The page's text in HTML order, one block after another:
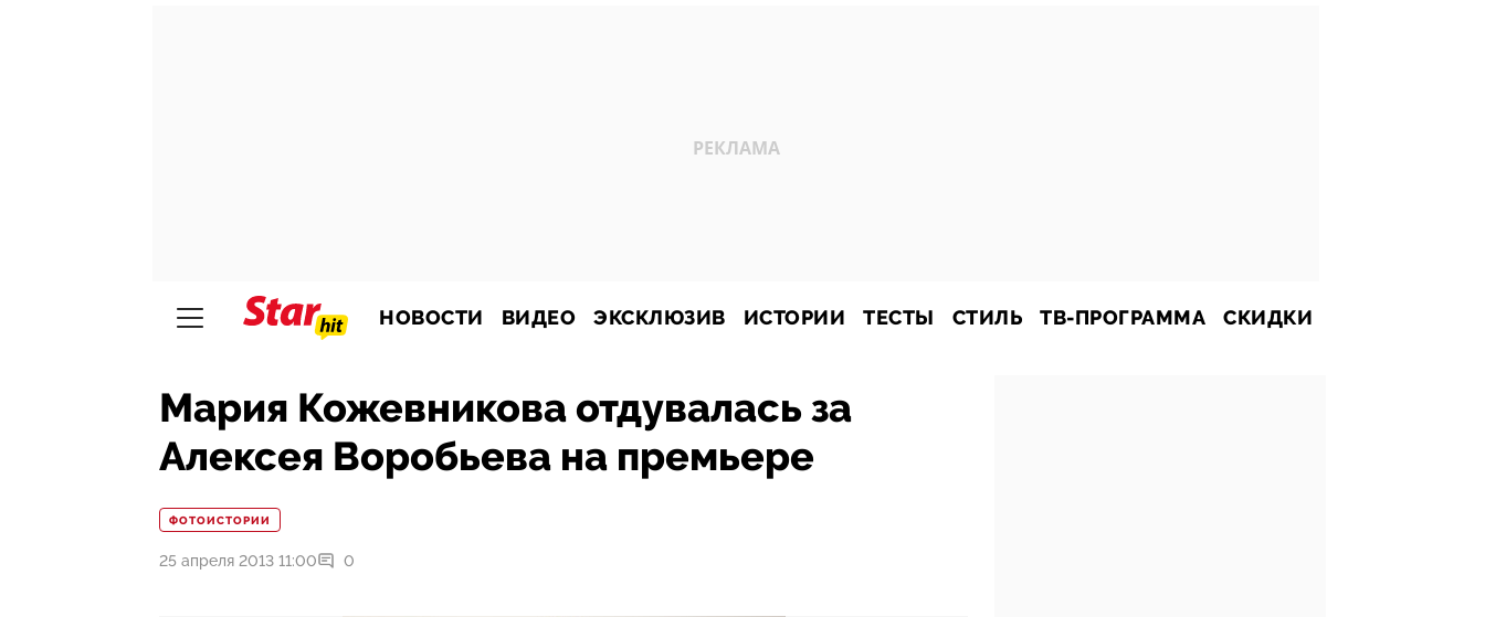
НОВОСТИ ВИДЕО ЭКСКЛЮЗИВ ИСТОРИИ ТЕСТЫ СТИЛЬ ТВ-ПРОГРАММА СКИДКИ
Мария Кожевникова отдувалась за
Алексея Воробьева на премьере
ФОТОИСТОРИИ
25 апреля 2013 11:00 0